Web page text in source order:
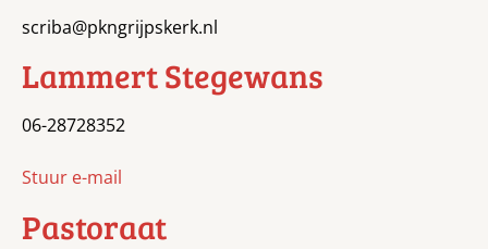
scriba@pkngrijpskerk.nl
Lammert Stegewans
06-28728352
Stuur e-mail
Pastoraat